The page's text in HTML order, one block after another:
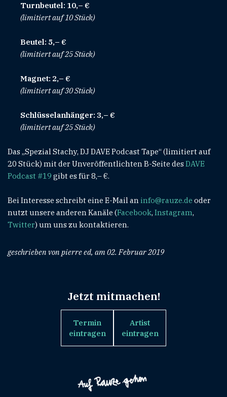
Turnbeutel: 10,– €
(limitiert auf 10 Stück)
Beutel: 5,– €
(limitiert auf 25 Stück)
Magnet: 2,– €
(limitiert auf 30 Stück)
Schlüsselanhänger: 3,– €
(limitiert auf 25 Stück)
Das „Spezial Stachy, DJ DAVE Podcast Tape“ (limitiert auf
20 Stück) mit der Unveröffentlichten B-Seite desDAVE
Podcast #19 gibt es für 8,– €.
Bei Interesse schreibt eine E-Mail aninfo@rauze.de oder
nutzt unsere anderen Kanäle (Facebook, Instagram,
Twitter) um uns zu kontaktieren.
geschrieben von pierre ed, am 02. Februar 2019
Jetzt mitmachen!
Termin
eintragen
Artist
eintragen